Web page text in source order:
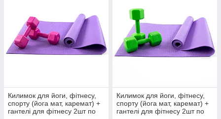
Килимок для йоги, фітнесу,
спорту (йога мат, каремат) +
гантелі для фітнесу 2шт по
Килимок для йоги, фітнесу,
спорту (йога мат, каремат) +
гантелі для фітнесу 2шт по